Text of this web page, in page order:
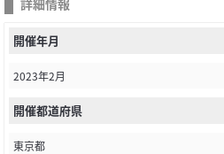
開催年月
2023年2月
開催都道府県
東京都